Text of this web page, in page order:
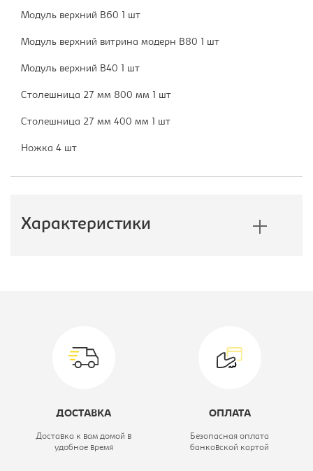
Модуль верхний В60 1 шт
Модуль верхний витрина модерн В80 1 шт
Модуль верхний В40 1 шт
Столешница 27 мм 800 мм 1 шт
Столешница 27 мм 400 мм 1 шт
Ножка 4 шт
Характеристики
Ширина кухни, мм: 1800
ДОСТАВКА
Доставка к вам домой в
удобное время
ОПЛАТА
Безопасная оплата
банковской картой